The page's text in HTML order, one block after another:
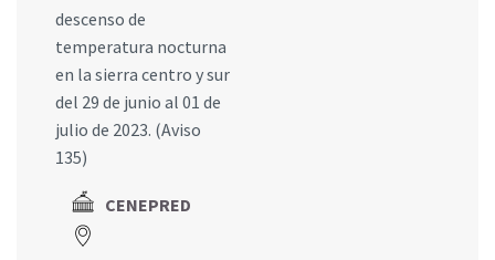
descenso de
temperatura nocturna
en la sierra centro y sur
del 29 de junio al 01 de
julio de 2023. (Aviso
135)
CENEPRED